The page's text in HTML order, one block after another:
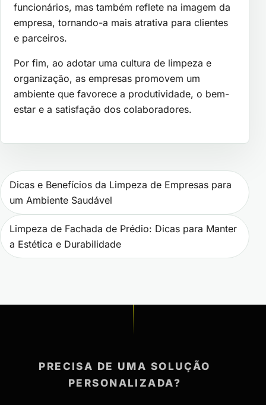
funcionários, mas também reflete na imagem da
empresa, tornando-a mais atrativa para clientes
e parceiros.
Por fim, ao adotar uma cultura de limpeza e
organização, as empresas promovem um
ambiente que favorece a produtividade, o bem-
estar e a satisfação dos colaboradores.
Navegação de Post
Dicas e Benefícios da Limpeza de Empresas para
um Ambiente Saudável
Limpeza de Fachada de Prédio: Dicas para Manter
a Estética e Durabilidade
PRECISA DE UMA SOLUÇÃO
PERSONALIZADA?